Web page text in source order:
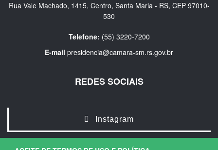
Rua Vale Machado, 1415, Centro, Santa Maria - RS, CEP 97010-
530
Telefone: (55) 3220-7200
E-mail presidencia@camara-sm.rs.gov.br
REDES SOCIAIS
Instagram